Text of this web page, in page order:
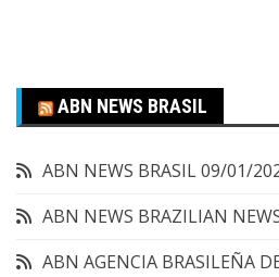
ABN NEWS BRASIL
ABN NEWS BRASIL09/01/
ABN NEWS BRAZILIAN
ABN AGENCIA BRASILEÑA